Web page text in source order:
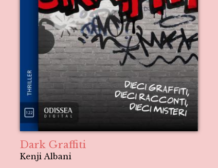
Dark Graffiti
Kenji Albani